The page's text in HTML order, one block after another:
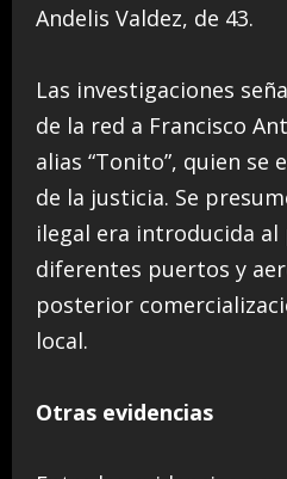
Andelis Valdez, de 43.
Las investigaciones
de la red a Francisco
alias “Tonito”, quien
de la justicia. Se
ilegal era introducida al
diferentes puertos y
posterior
local.
Otras evidencias